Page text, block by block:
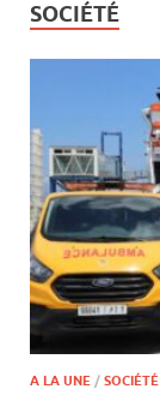
SOCIÉTÉ
A LA UNE / SOCIÉTÉ